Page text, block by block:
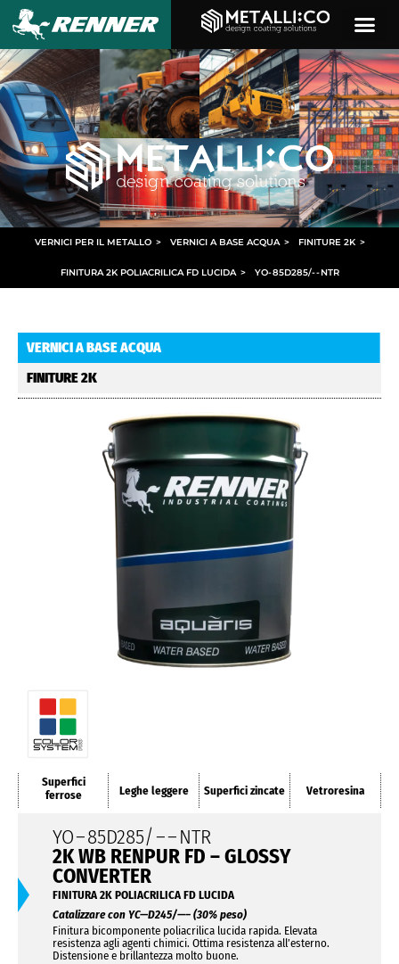
VERNICI PER IL METALLO > VERNICI A BASE ACQUA > FINITURE 2K >
FINITURA 2K POLIACRILICA FD LUCIDA > YO-85D285/- -NTR
VERNICI A BASE ACQUA
FINITURE 2K
Superfici
ferrose
Leghe leggere Superfici zincate Vetroresina
YO–85D285/– –NTR
2K WB RENPUR FD – GLOSSY
CONVERTER
FINITURA 2K POLIACRILICA FD LUCIDA
Catalizzare con YC—D245/—– (30% peso)
Finitura bicomponente poliacrilica lucida rapida. Elevata
resistenza agli agenti chimici. Ottima resistenza all’esterno.
Distensione e brillantezza molto buone.